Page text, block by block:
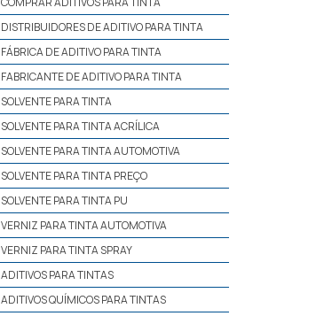
DISTRIBUIDORES DE ADITIVO PARA TINTA
FÁBRICA DE ADITIVO PARA TINTA
FABRICANTE DE ADITIVO PARA TINTA
SOLVENTE PARA TINTA
SOLVENTE PARA TINTA ACRÍLICA
SOLVENTE PARA TINTA AUTOMOTIVA
SOLVENTE PARA TINTA PREÇO
SOLVENTE PARA TINTA PU
VERNIZ PARA TINTA AUTOMOTIVA
VERNIZ PARA TINTA SPRAY
ADITIVOS PARA TINTAS
ADITIVOS QUÍMICOS PARA TINTAS